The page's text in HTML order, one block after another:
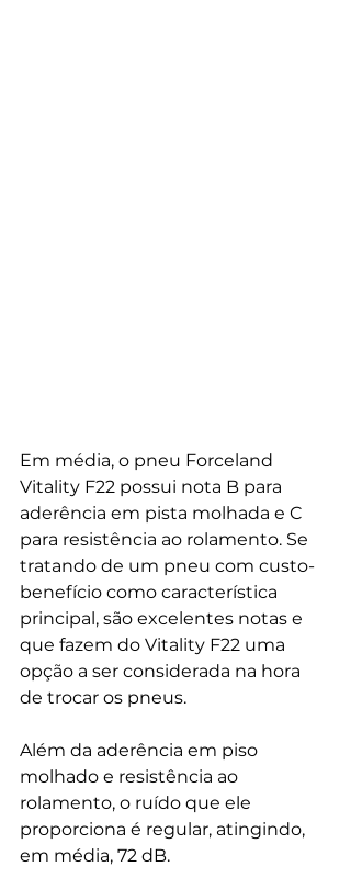
Em média, o pneu Forceland
Vitality F22 possui nota B para
aderência em pista molhada e C
para resistência ao rolamento. Se
tratando de um pneu com custo-
benefício como característica
principal, são excelentes notas e
que fazem do Vitality F22 uma
opção a ser considerada na hora
de trocar os pneus.
Além da aderência em piso
molhado e resistência ao
rolamento, o ruído que ele
proporciona é regular, atingindo,
em média, 72 dB.